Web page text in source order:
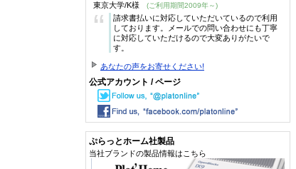
東京大学/K様 (ご利用期間2009年～)
“
請求書払いに対応していただいているので利用
しております。メールでの問い合わせにも丁寧
に対応していただけるので大変ありがたいで
す。
あなたの声をお寄せください!
公式アカウント / ページ
ぷらっとホーム社製品
当社ブランドの製品情報はこちら